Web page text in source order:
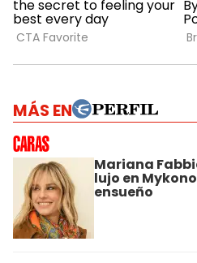
MÁS EN
Mariana
lujo en
ensueño